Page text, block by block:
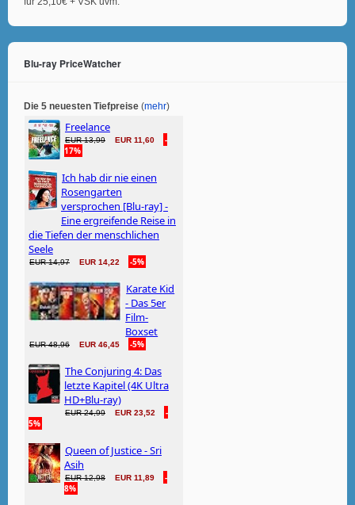
Blu-ray PriceWatcher
Die 5 neuesten Tiefpreise (mehr)